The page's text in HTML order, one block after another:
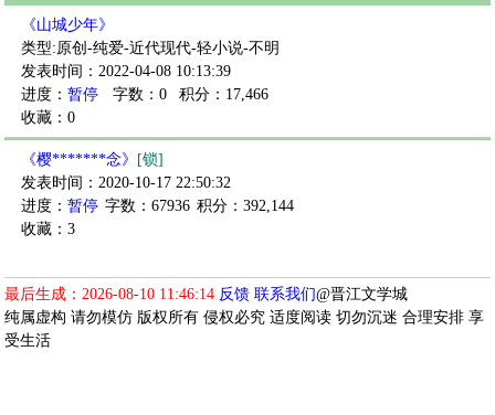
《山城少年》
类型:原创-纯爱-近代现代-轻小说-不明
发表时间：2022-04-08 10:13:39
进度： 暂停 字数：0
积分：17,466
收藏：0
《樱*******念》
[锁]
发表时间：2020-10-17 22:50:32
进度： 暂停 字数：67936 积分：392,144
收藏：3
最后生成：2026-08-10 11:46:14 反馈 联系我们@晋江文学城
纯属虚构 请勿模仿 版权所有 侵权必究 适度阅读 切勿沉迷 合理安排 享
受生活